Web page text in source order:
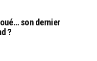
son dernier
?